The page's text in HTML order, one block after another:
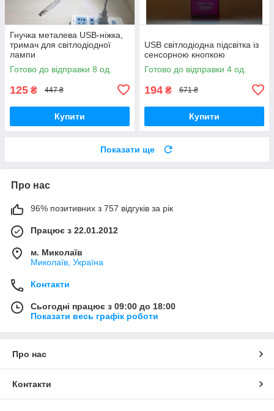
Гнучка металева USB-ніжка,
тримач для світлодіодної
лампи
Готово до відправки 8 од.
125 ₴ 447 ₴
Купити
USB світлодіодна підсвітка із
сенсорною кнопкою
Готово до відправки 4 од.
194 ₴ 671 ₴
Купити
Показати ще
Про нас
96% позитивних з 757 відгуків за рік
Працює з 22.01.2012
м. Миколаїв
Миколаїв, Україна
Контакти
Сьогодні працює з 09:00 до 18:00
Показати весь графік роботи
Про нас
Контакти